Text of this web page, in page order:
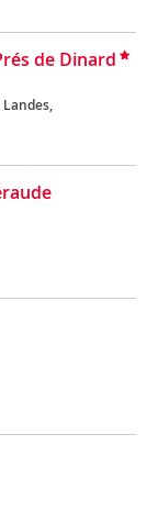
de Dinard